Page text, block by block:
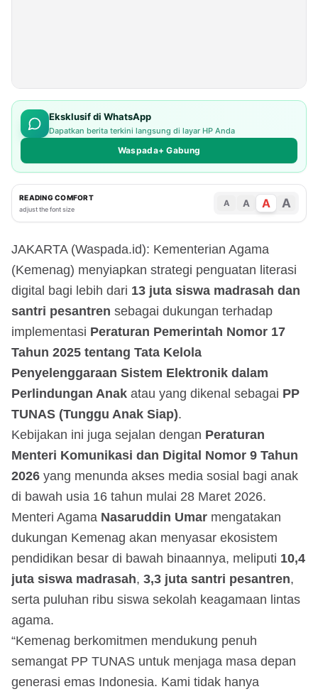
Eksklusif di WhatsApp
Dapatkan berita terkini langsung di layar HP Anda
Waspada+ Gabung
READING COMFORT
adjust the font size
A A A A
JAKARTA (Waspada.id): Kementerian Agama
(Kemenag) menyiapkan strategi penguatan literasi
digital bagi lebih dari 13 juta siswa madrasah dan
santri pesantren sebagai dukungan terhadap
implementasi Peraturan Pemerintah Nomor 17
Tahun 2025 tentang Tata Kelola
Penyelenggaraan Sistem Elektronik dalam
Perlindungan Anak atau yang dikenal sebagai PP
TUNAS (Tunggu Anak Siap).
Kebijakan ini juga sejalan dengan Peraturan
Menteri Komunikasi dan Digital Nomor 9 Tahun
2026 yang menunda akses media sosial bagi anak
di bawah usia 16 tahun mulai 28 Maret 2026.
Menteri Agama Nasaruddin Umar mengatakan
dukungan Kemenag akan menyasar ekosistem
pendidikan besar di bawah binaannya, meliputi 10,4
juta siswa madrasah, 3,3 juta santri pesantren,
serta puluhan ribu siswa sekolah keagamaan lintas
agama.
“Kemenag berkomitmen mendukung penuh
semangat PP TUNAS untuk menjaga masa depan
generasi emas Indonesia. Kami tidak hanya